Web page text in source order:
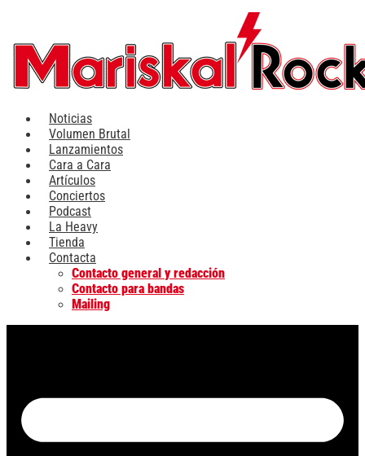
contenido
Noticias
Volumen Brutal
Lanzamientos
Cara a Cara
Artículos
Conciertos
Podcast
La Heavy
Tienda
Contacta
Contacto general y redacción
Contacto para bandas
Mailing